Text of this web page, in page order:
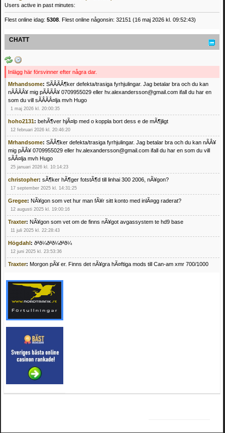
Users active in past minutes:
Flest online idag: 5308 . Flest online någonsin: 32151 (16 maj 2026 kl. 09:52:43)
CHATT
Inlägg här försvinner efter några dar.
Mrhandsome: SÃÂÃÂ¶ker defekta/trasiga fyrhjulingar. Jag betalar bra och du kan
nÃÂÃÂ¥ mig pÃÂÃÂ¥ 0709955029 eller hv.alexandersson@gmail.com ifall du har en
som du vill sÃÂÃÂ¤lja mvh Hugo
1 maj 2026 kl. 20:00:35
hoho2131: behÃ¶ver hjÃ¤lp med o koppla bort dess e de mÃ¶jligt
12 februari 2026 kl. 20:46:20
Mrhandsome: SÃÂ¶ker defekta/trasiga fyrhjulingar. Jag betalar bra och du kan nÃÂ¥
mig pÃÂ¥ 0709955029 eller hv.alexandersson@gmail.com ifall du har en som du vill
sÃÂ¤lja mvh Hugo
25 januari 2026 kl. 10:14:23
christopher: sÃ¶ker hÃ¶ger fotstÃ¶d till linhai 300 2006, nÃ¥gon?
17 september 2025 kl. 14:31:25
Gregee: NÃ¥gon som vet hur man fÃ¥r sitt konto med inlÃ¤gg raderat?
12 augusti 2025 kl. 19:00:16
Traxter: NÃ¥gon som vet om de finns nÃ¥got avgassystem te hd9 base
11 juli 2025 kl. 22:28:43
Högdahl: ðªð¼ðªð¼ðªð¼
12 juni 2025 kl. 23:53:36
Traxter: Morgon pÃ¥ er. Finns det nÃ¥gra hÃ¤ftiga mods till Can-am xmr 700/1000
Mrhandsome:SÃ¶ker defekta/trasiga fyrhjulingar. Jag betalar bra och du kan nÃ¥ mig
pÃ¥ 0709955029 eller hv.alexandersson@gmail.com ifall du har en som du vill sÃ¤lja
mvh Hugo
21 februari 2025 kl. 09:25:52
Oscar5:NÃ¥gon som vet vad man kan begÃ¤ra fÃ¶r en Honda TRX 350 FE 2005
4 februari 2025 kl. 19:20:50
Oscar5:44
4 februari 2025 kl. 19:15:36
Greger59:NÃ¤gon som vet har en Cetek 500 EFI
15 januari 2025 kl. 23:49:44
Mrhandsome:SÃÂ¶ker defekta/trasiga fyrhjulingar. Jag betalar bra och du kan nÃÂ¥